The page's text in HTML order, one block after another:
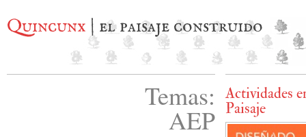
Quincunx | el paisaje construido
Temas:
AEP
Actividades
Paisaje